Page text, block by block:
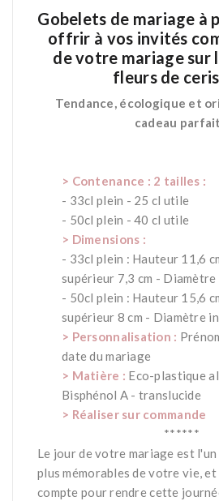
Gobelets de mariage à
offrir à vos invités
de votre mariage sur
fleurs de
Tendance, écologique et
cadeau
> Contenance : 2 tailles :
- 33cl plein - 25 cl utile
- 50cl plein - 40 cl utile
> Dimensions :
- 33cl plein : Hauteur 11,6
supérieur 7,3 cm -
- 50cl plein : Hauteur 15,6
supérieur 8 cm - Diamètre
> Personnalisation :
date du mariage
> Matière : Eco-plastique
Bisphénol A - translucide
> Réaliser sur commande
******
Le jour de votre mariage est l'un
plus mémorables de votre vie,
compte pour rendre cette